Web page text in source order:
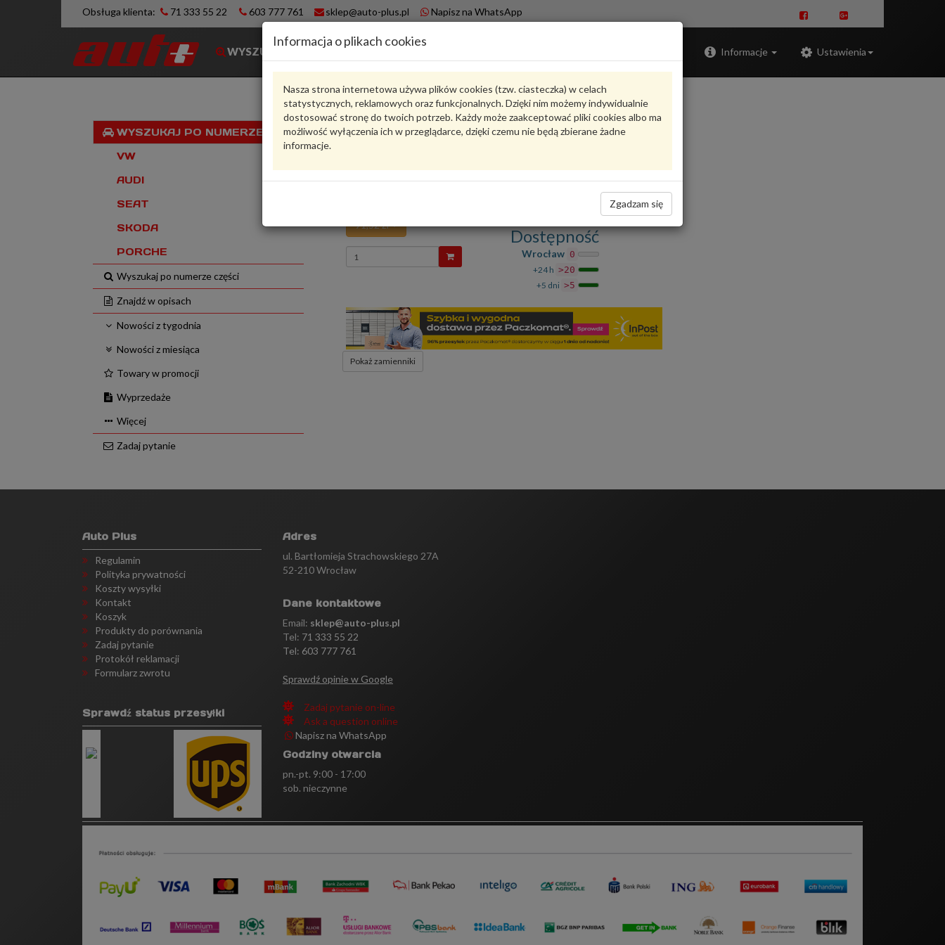
Obsługa klienta: 71 333 55 22 603 777 761 sklep@auto-plus.pl Napisz na WhatsApp
WYSZUKIWARKA Informacje Ustawienia
Informacja o plikach cookies
Nasza strona internetowa używa plików cookies (tzw. ciasteczka) w celach
statystycznych, reklamowych oraz funkcjonalnych. Dzięki nim możemy indywidualnie
dostosować stronę do twoich potrzeb. Każdy może zaakceptować pliki cookies albo ma
możliwość wyłączenia ich w przeglądarce, dzięki czemu nie będą zbierane żadne
informacje.
Zgadzam się
WYSZUKAJ PO NUMERZE VIN
VW
AUDI
SEAT
SKODA
PORCHE
Wyszukaj po numerze części
Znajdź w opisach
Nowości z tygodnia
Nowości z miesiąca
Towary w promocji
Wyprzedaże
Więcej
Zadaj pytanie
Karta produktu
VAG - produkt oryginalny VW AUDI SEAT SKODA
91,52 zł
Wprowadź
ilość
Dostępność
Wrocław 0
+24 h >20
+5 dni >5
Pokaż zamienniki
Auto Plus
Regulamin
Polityka prywatności
Koszty wysyłki
Kontakt
Koszyk
Produkty do porównania
Zadaj pytanie
Protokół reklamacji
Formularz zwrotu
Sprawdź status przesyłki
Adres
ul. Bartłomieja Strachowskiego 27A
52-210 Wrocław
Dane kontaktowe
Email: sklep@auto-plus.pl
Tel: 71 333 55 22
Tel: 603 777 761
Sprawdź opinie w Google
Zadaj pytanie on-line
Ask a question online
Napisz na WhatsApp
Godziny otwarcia
pn.-pt. 9:00 - 17:00
sob. nieczynne